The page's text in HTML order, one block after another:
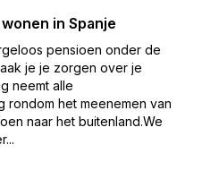
in Spanje
pensioen onder de
je je zorgen over je
neemt alle
rondom het meenemen van
naar het buitenland.We